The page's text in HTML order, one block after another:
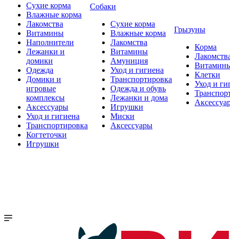
Сухие корма
Влажные корма
Лакомства
Витамины
Наполнители
Лежанки и
домики
Одежда
Домики и
игровые
комплексы
Аксессуары
Уход и гигиена
Транспортировка
Когтеточки
Игрушки
Собаки
Сухие корма
Влажные корма
Лакомства
Витамины
Амуниция
Уход и гигиена
Транспортировка
Одежда и обувь
Лежанки и дома
Игрушки
Миски
Аксессуары
Грызуны
Корма
Клетки
Уход и